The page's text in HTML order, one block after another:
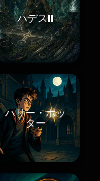
ハデスII
ハリー・ポッ
ター